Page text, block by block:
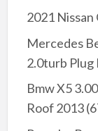
2021 Nissan
Mercedes
2.0turb Plug
Bmw X5
Roof 2013